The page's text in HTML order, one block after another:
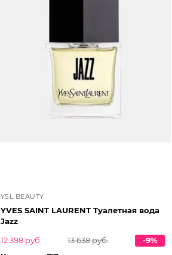
YSL BEAUTY
YVES SAINT LAURENT Туалетная вода
Jazz
12 398 руб.
13 638 руб.
-9%